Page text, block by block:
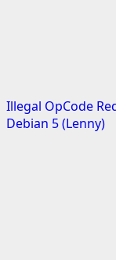
Illegal OpCode
Debian 5 (Lenny)